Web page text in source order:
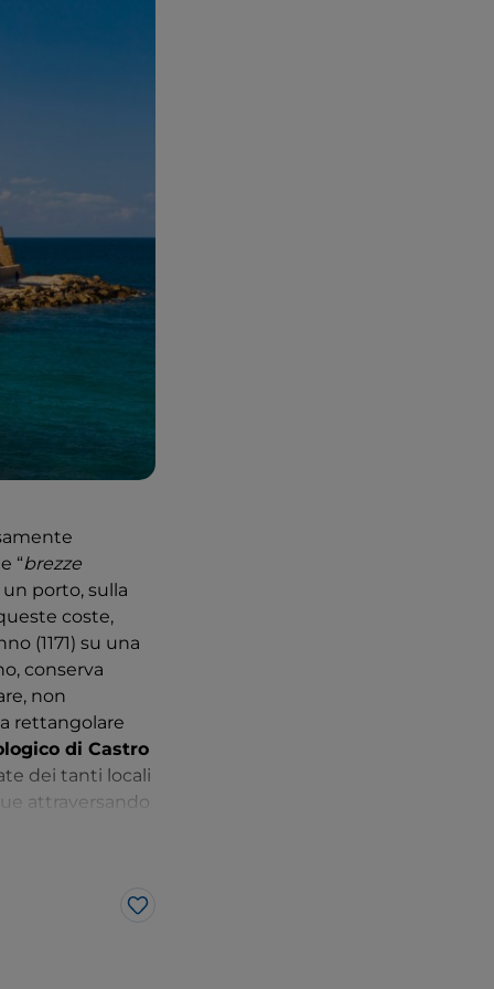
“brezze
porto, sulla
coste,
(1171) su una
conserva
non
rettangolare
di Castro
dei tanti locali
attraversando
filosofica cheLike